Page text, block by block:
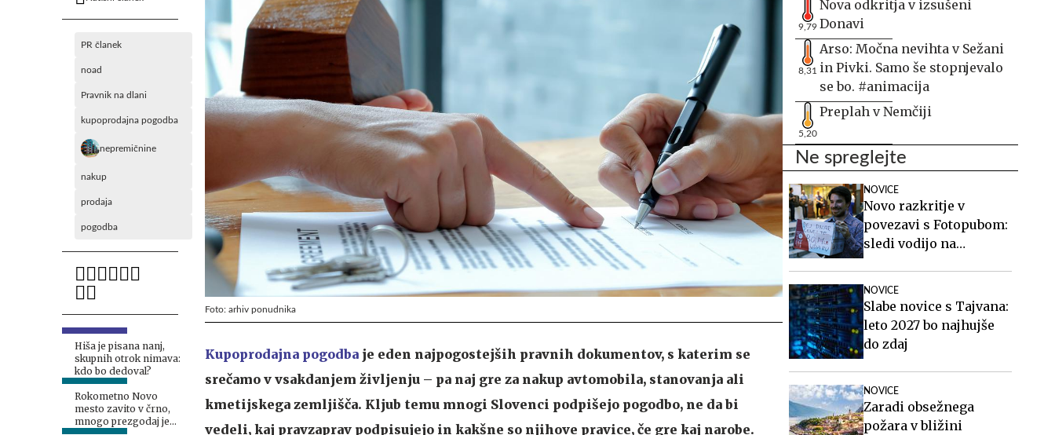
PR članek
noad
Pravnik na dlani
kupoprodajna pogodba
nepremičnine
nakup
prodaja
pogodba
Hiša je pisana nanj,
skupnih otrok nimava:
kdo bo dedoval?
Rokometno Novo
mesto zavito v črno,
mnogo prezgodaj je
Foto: arhiv ponudnika
Kupoprodajna pogodba je eden najpogostejših pravnih dokumentov, s katerim se
srečamo v vsakdanjem življenju – pa naj gre za nakup avtomobila, stanovanja ali
kmetijskega zemljišča. Kljub temu mnogi Slovenci podpišejo pogodbo, ne da bi
vedeli, kaj pravzaprav podpisujejo in kakšne so njihove pravice, če gre kaj narobe.
9,79
Nova odkritja v izsušeni
Donavi
8,31
Arso: Močna nevihta v Sežani
in Pivki. Samo še stopnjevalo
se bo. #animacija
5,20
Preplah v Nemčiji
Ne spreglejte
NOVICE
Novo razkritje v
povezavi s Fotopubom:
sledi vodijo na
NOVICE
Slabe novice s Tajvana:
leto 2027 bo najhujše
do zdaj
NOVICE
Zaradi obsežnega
požara v bližini